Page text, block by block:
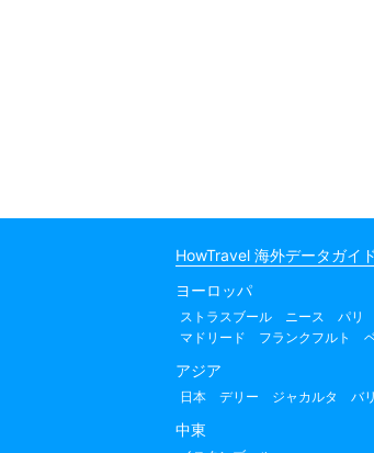
HowTravel 海外データガイ
ヨーロッパ
ストラスブール ニース パリ
マドリード
フランクフルト
アジア
日本 デリー ジャカルタ バリ
中東